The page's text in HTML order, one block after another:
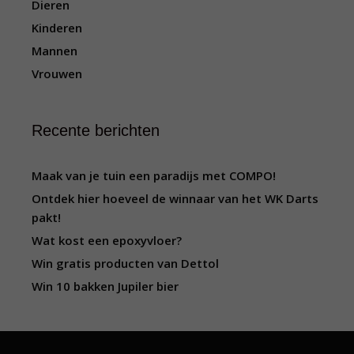
Dieren
Kinderen
Mannen
Vrouwen
Recente berichten
Maak van je tuin een paradijs met COMPO!
Ontdek hier hoeveel de winnaar van het WK Darts
pakt!
Wat kost een epoxyvloer?
Win gratis producten van Dettol
Win 10 bakken Jupiler bier